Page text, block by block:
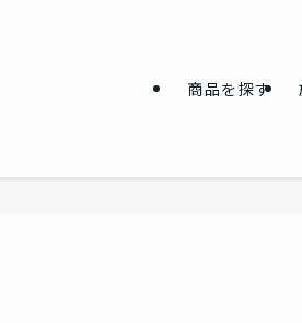
商品を探す